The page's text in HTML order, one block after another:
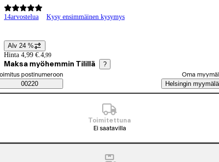
14arvostelua Kysy ensimmäinen kysymys
Hintatiedot
Alv 24 %
Hinta 4,99 €. 4,99
Maksa myöhemmin Tilillä ?
Saatavuustiedot
tilaustapa
postinumeroon
00220
Oma
Helsingin myymälä
Toimitettuna
Ei saatavilla